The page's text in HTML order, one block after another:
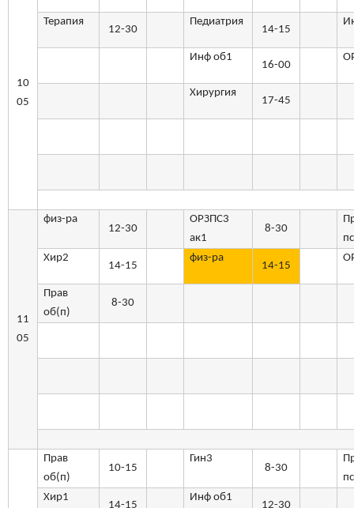
10
05
Терапия
12-30
Педиатрия
14-15
Инф об1
16-00
Хирургия
17-45
11
05
физ-ра
12-30
ОРЗПС3
ак1
8-30
Хир2
14-15
физ-ра
14-15
Прав
об(п)
8-30
Прав
об(п)
10-15
Гин3
8-30
Хир1
14-15
Инф об1
12-30